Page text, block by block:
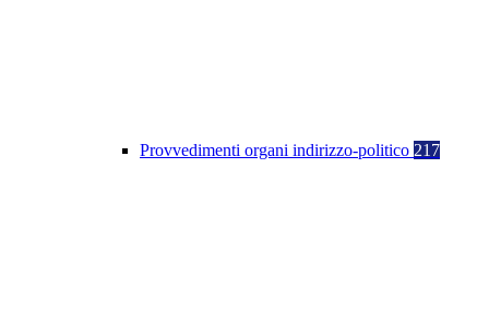
Provvedimenti organi indirizzo-politico 217